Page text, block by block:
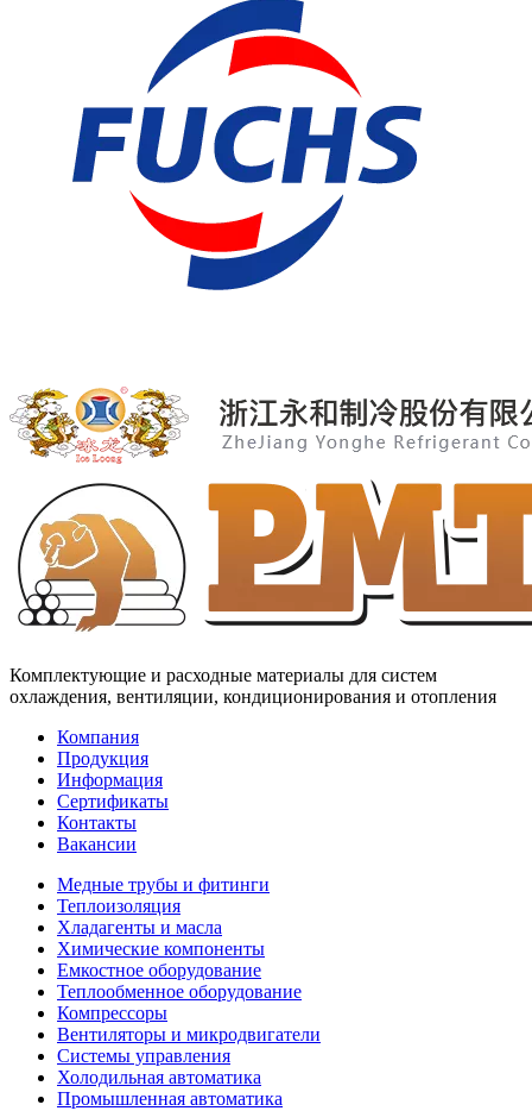
Комплектующие и расходные материалы для систем
охлаждения, вентиляции, кондиционирования и отопления
Компания
Продукция
Информация
Сертификаты
Контакты
Вакансии
Медные трубы и фитинги
Теплоизоляция
Хладагенты и масла
Химические компоненты
Емкостное оборудование
Теплообменное оборудование
Компрессоры
Вентиляторы и микродвигатели
Системы управления
Холодильная автоматика
Промышленная автоматика